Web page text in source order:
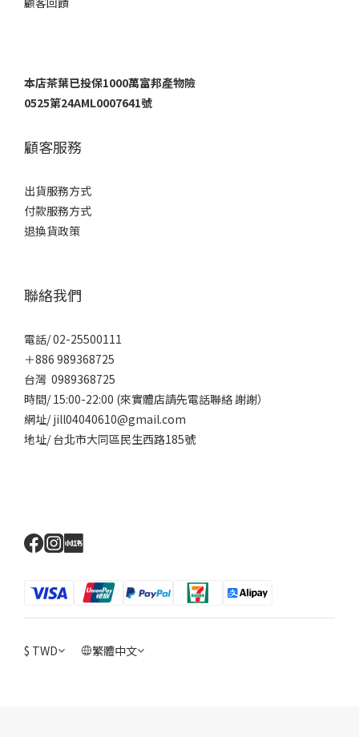
本店茶葉已投保1000萬富邦產物險
0525第24AML0007641號
顧客服務
出貨服務方式
付款服務方式
退換貨政策
聯絡我們
電話/ 02-25500111
＋886 989368725
台灣 0989368725
時間/ 15:00-22:00 (來實體店請先電話聯絡 謝謝）
網址/ jill04040610@gmail.com
地址/ 台北市大同區民生西路185號
$ TWD 繁體中文